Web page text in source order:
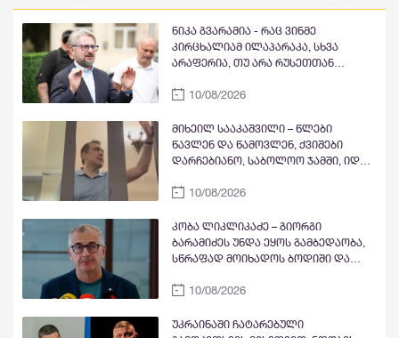
ნიკა გვარამია - რაც ვინმე
კირცხალიამ ილაპარაკა, სხვა
არაფერია, თუ არა რუსეთთან
დაანონსება - ჯერ კულტურული
მოჰყვება სპორტი, ბოლოს იქნება
დიპლომატიური ურთიერთობების
აღდგენა
10/08/2026
მიხეილ სააკაშვილი – წლები
წავლენ და წამოვლენ, ქვიშები
დარჩებიანო, საბოლოო ჯამში, იდეა
შეიარაღებულ ბოროტებას, ოღონდ
გვეჩქარება
10/08/2026
კობა ლიკლიკაძე – გიორგი
ბარამიძეს უნდა ეყოს გამბედაობა,
სწრაფად მოიხადოს ბოდიში და
ერთმნიშვნელოვნად განაცხადა
10/08/2026
უკრაინაში ჩატარებული